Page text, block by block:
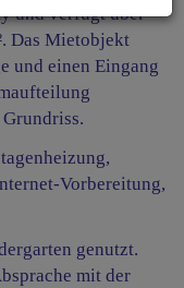
und verfügt über
Das Mietobjekt
und einen Eingang
Vorbereitung,
genutzt.
mit der